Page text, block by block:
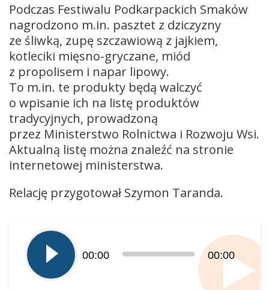
Podczas Festiwalu Podkarpackich Smaków
nagrodzono m.in. pasztet z dziczyzny
ze śliwką, zupę szczawiową z jajkiem,
kotleciki mięsno-gryczane, miód
z propolisem i napar lipowy.
To m.in. te produkty będą walczyć
o wpisanie ich na listę produktów
tradycyjnych, prowadzoną
przez Ministerstwo Rolnictwa i Rozwoju Wsi.
Aktualną listę można znaleźć na stronie
internetowej ministerstwa.
Relację przygotował Szymon Taranda.
plików
dźwiękowych
00:00 00:00